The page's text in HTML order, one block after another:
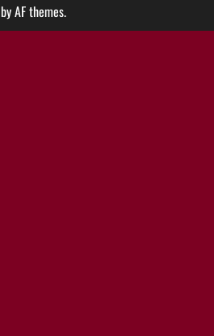
by AF themes.